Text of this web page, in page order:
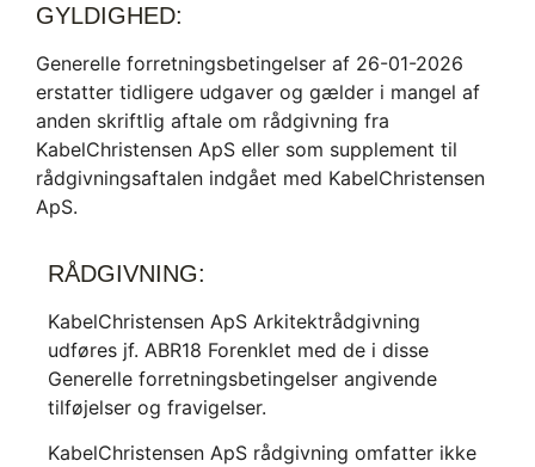
GYLDIGHED:
Generelle forretningsbetingelser af 26-01-2026
erstatter tidligere udgaver og gælder i mangel af
anden skriftlig aftale om rådgivning fra
KabelChristensen ApS eller som supplement til
rådgivningsaftalen indgået med KabelChristensen
ApS.
RÅDGIVNING:
KabelChristensen ApS Arkitektrådgivning
udføres jf. ABR18 Forenklet med de i disse
Generelle forretningsbetingelser angivende
tilføjelser og fravigelser.
KabelChristensen ApS rådgivning omfatter ikke